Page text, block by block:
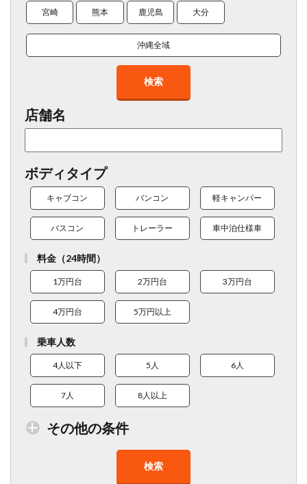
宮崎 熊本 鹿児島 大分
沖縄全域
検索
店舗名
ボディタイプ
キャブコン バンコン 軽キャンパー
バスコン トレーラー 車中泊仕様車
料金（24時間）
1万円台 2万円台 3万円台
4万円台 5万円以上
乗車人数
4人以下 5人 6人
7人 8人以上
その他の条件
検索